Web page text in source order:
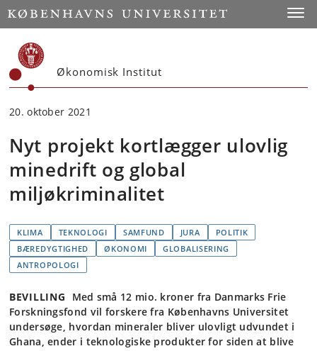
Start
Økonomisk Institut
20. oktober 2021
Nyt projekt kortlægger ulovlig
minedrift og global
miljøkriminalitet
KLIMA TEKNOLOGI SAMFUND JURA
POLITIK
BÆREDYGTIGHED
ØKONOMI
GLOBALISERING
ANTROPOLOGI
BEVILLING
Med små 12 mio. kroner fra Danmarks Frie
Forskningsfond vil forskere fra Københavns Universitet
undersøge, hvordan mineraler bliver ulovligt udvundet i
Ghana, ender i teknologiske produkter for siden at blive